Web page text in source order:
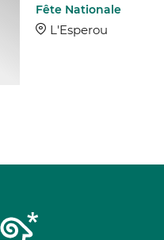
Fête Nationale
L'Esperou